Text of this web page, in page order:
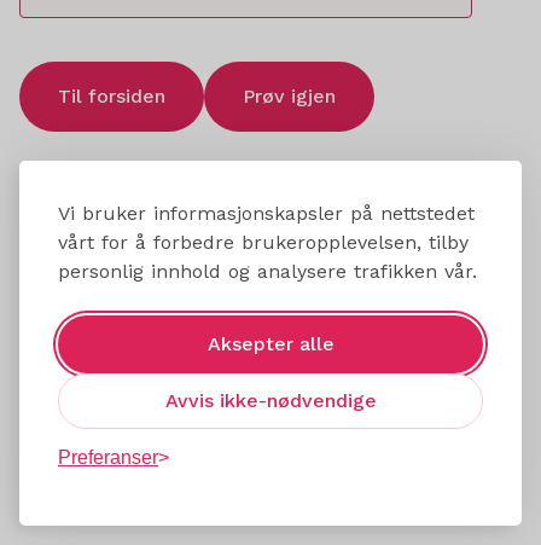
Vi bruker informasjonskapsler på nettstedet
vårt for å forbedre brukeropplevelsen, tilby
personlig innhold og analysere trafikken vår.
Aksepter alle
Avvis ikke-nødvendige
Preferanser
Til forsiden Prøv igjen